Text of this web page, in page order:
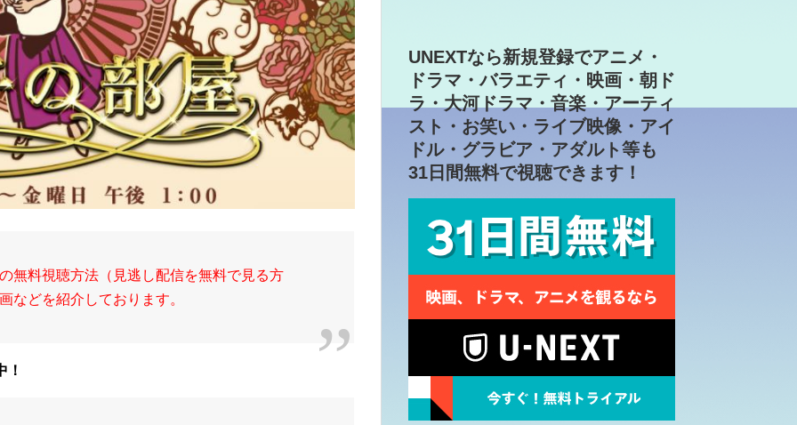
無料視聴方法（見逃し配信を無料で見る方
などを紹介しております。
！
UNEXTなら新規登録でアニメ・
ドラマ・バラエティ・映画・朝ド
ラ・大河ドラマ・音楽・アーティ
スト・お笑い・ライブ映像・アイ
ドル・グラビア・アダルト等も
31日間無料で視聴できます！